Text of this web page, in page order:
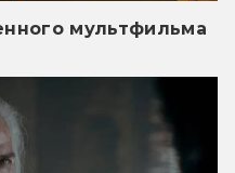
мультфильма